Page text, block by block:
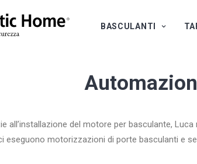
BASCULANTI
all’installazione del motore per basculante,
eseguono motorizzazioni di porte basculanti e